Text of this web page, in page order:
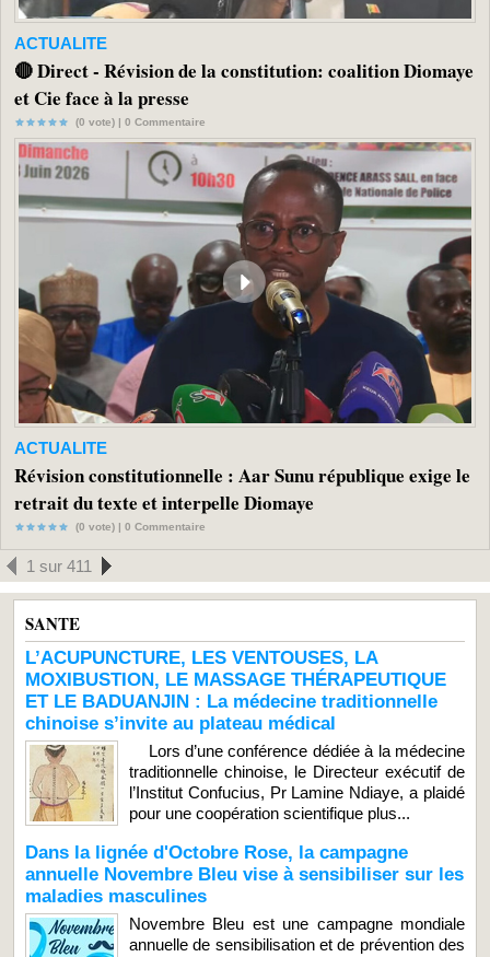
ACTUALITE
🔴 Direct - Révision de la constitution: coalition Diomaye
et Cie face à la presse
(0 vote) | 0 Commentaire
ACTUALITE
Révision constitutionnelle : Aar Sunu république exige le
retrait du texte et interpelle Diomaye
(0 vote) | 0 Commentaire
1 sur 411
SANTE
L’ACUPUNCTURE, LES VENTOUSES, LA
MOXIBUSTION, LE MASSAGE THÉRAPEUTIQUE
ET LE BADUANJIN : La médecine traditionnelle
chinoise s’invite au plateau médical
Lors d’une conférence dédiée à la médecine
traditionnelle chinoise, le Directeur exécutif de
l’Institut Confucius, Pr Lamine Ndiaye, a plaidé
pour une coopération scientifique plus...
Dans la lignée d'Octobre Rose, la campagne
annuelle Novembre Bleu vise à sensibiliser sur les
maladies masculines
Novembre Bleu est une campagne mondiale
annuelle de sensibilisation et de prévention des